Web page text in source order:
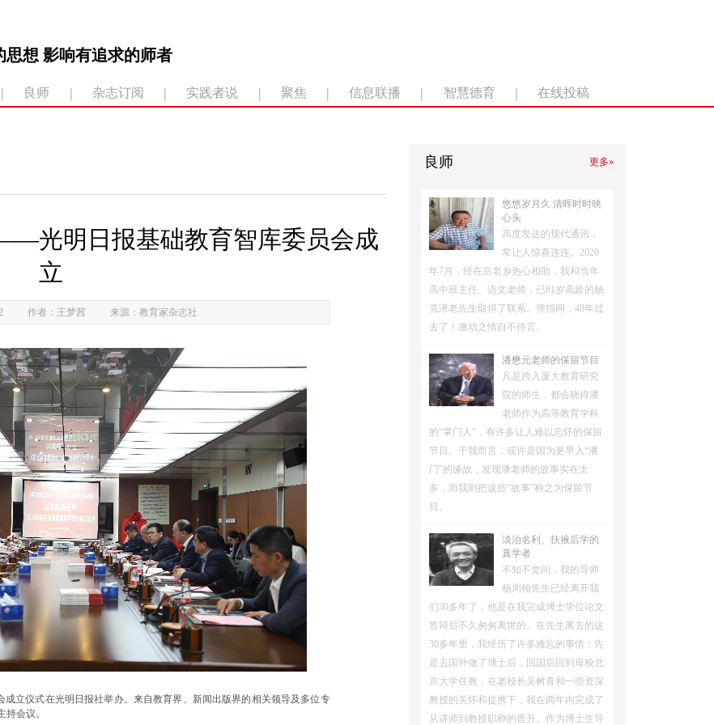
思想 影响有追求的师者
| 良师 | 杂志订阅 | 实践者说 | 聚焦 | 信息联播 | 智慧德育 | 在线投稿
光明日报基础教育智库委员会成
立
作者：王梦茜 来源：教育家杂志社
成立仪式在光明日报社举办。来自教育界、新闻出版界的相关领导及多位专
会议。
良师 更多»
悠悠岁月久 清晖时时映
心头
高度发达的现代通讯，
常让人惊喜连连。2020
年7月，经在京老乡热心相助，我和当年
高中班主任、语文老师，已81岁高龄的杨
克潜老先生取得了联系。弹指间，48年过
去了！激动之情自不待言。
潘懋元老师的保留节目
凡是跨入厦大教育研究
院的师生，都会晓得潘
老师作为高等教育学科
的“掌门人”，有许多让人难以忘怀的保留
节目。于我而言，或许是因为更早入“潘
门”的缘故，发现潘老师的故事实在太
多，而我则把这些“故事”称之为保留节
目。
淡泊名利、扶掖后学的
真学者
不知不觉间，我的导师
杨周翰先生已经离开我
们30多年了，他是在我完成博士学位论文
答辩后不久匆匆离世的。在先生离去的这
30多年里，我经历了许多难忘的事情：先
是去国外做了博士后，回国后回到母校北
京大学任教，在老校长吴树青和一些资深
教授的关怀和提携下，我在两年内完成了
从讲师到教授职称的晋升。作为博士生导